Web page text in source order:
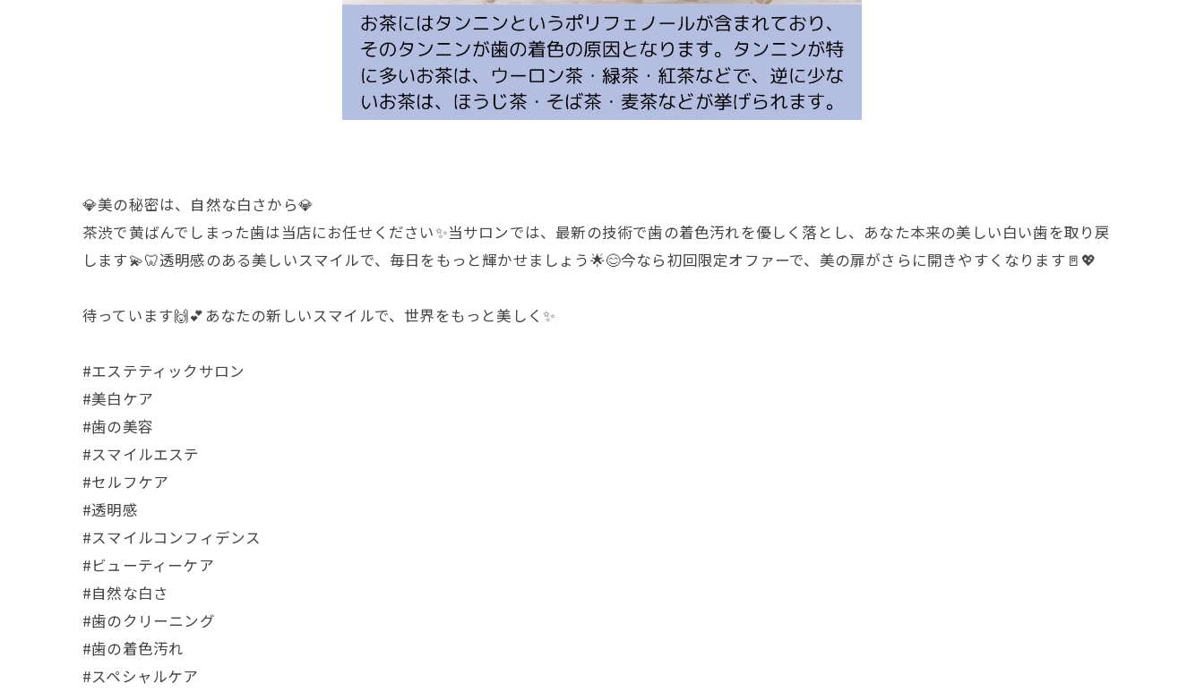
💎美の秘密は、自然な白さから💎
茶渋で黄ばんでしまった歯は当店にお任せください✨当サロンでは、最新の技術で歯の着色汚れを優しく落とし、あなた本来の美しい白い歯を取り戻
します💫🦷透明感のある美しいスマイルで、毎日をもっと輝かせましょう🌟😊今なら初回限定オファーで、美の扉がさらに開きやすくなります🚪💖
待っています🙌💕あなたの新しいスマイルで、世界をもっと美しく✨
#エステティックサロン
#美白ケア
#歯の美容
#スマイルエステ
#セルフケア
#透明感
#スマイルコンフィデンス
#ビューティーケア
#自然な白さ
#歯のクリーニング
#歯の着色汚れ
#スペシャルケア